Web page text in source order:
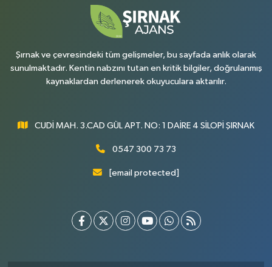
Şırnak ve çevresindeki tüm gelişmeler, bu sayfada anlık olarak
sunulmaktadır. Kentin nabzını tutan en kritik bilgiler, doğrulanmış
kaynaklardan derlenerek okuyuculara aktarılır.
CUDİ MAH. 3.CAD GÜL APT. NO: 1 DAİRE 4 SİLOPİ ŞIRNAK
0547 300 73 73
[email protected]